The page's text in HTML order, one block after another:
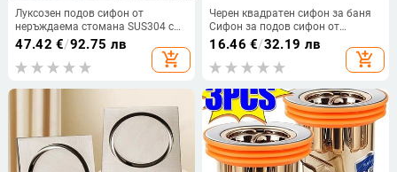
Луксозен подов сифон от
неръждаема стомана SUS304 с
най-високо качество 150*150 мм
Квадратен отцедник за баня
Златен отцедник за баня,
47.42 €/92.75 лв
add_shopping_cart
Черен квадратен сифон за баня
Сифон за подов сифон от
неръждаема стомана Решетка за
отпадъци Кръгъл капак Цедка за
коса
16.46 €/32.19 лв
add_shopping_cart